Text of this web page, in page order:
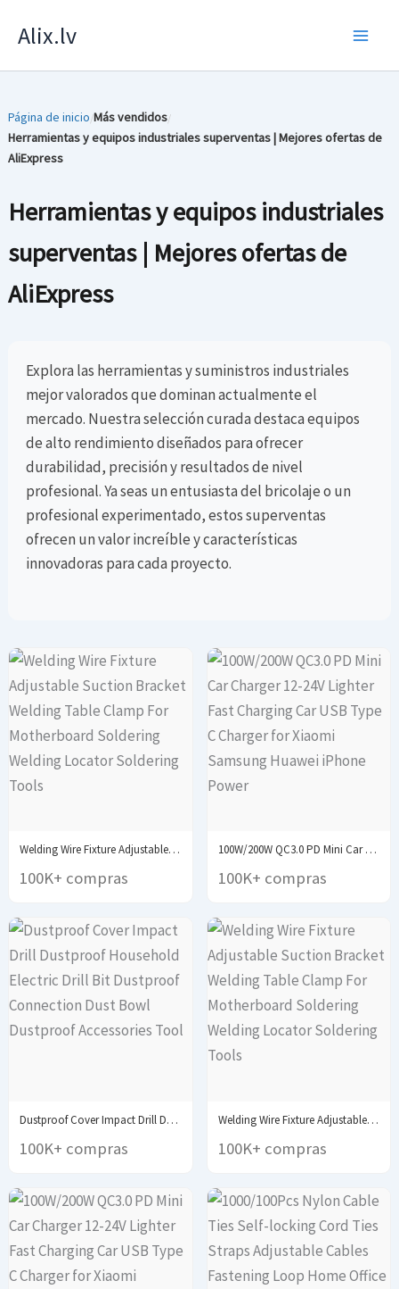
Alix.lv
Página de inicio/Más vendidos/
Herramientas y equipos industriales superventas | Mejores ofertas de
AliExpress
Herramientas y equipos industriales
superventas | Mejores ofertas de
AliExpress
Explora las herramientas y suministros industriales
mejor valorados que dominan actualmente el
mercado. Nuestra selección curada destaca equipos
de alto rendimiento diseñados para ofrecer
durabilidad, precisión y resultados de nivel
profesional. Ya seas un entusiasta del bricolaje o un
profesional experimentado, estos superventas
ofrecen un valor increíble y características
innovadoras para cada proyecto.
Welding Wire Fixture Adjustable Suction Bracket Welding Table...
100K+ compras
100W/200W QC3.0 PD Mini Car Charger 12-24V Lighter...
100K+ compras
Dustproof Cover Impact Drill Dustproof Household Electric Drill...
100K+ compras
Welding Wire Fixture Adjustable Suction Bracket Welding Table...
100K+ compras